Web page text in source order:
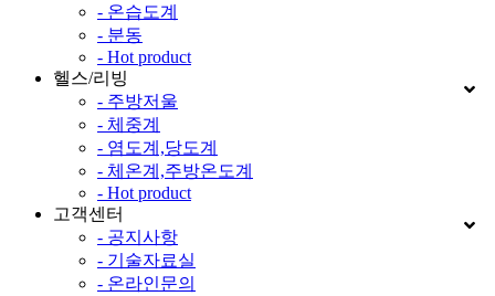
- 온습도계
- 분동
- Hot product
헬스/리빙
- 주방저울
- 체중계
- 염도계,당도계
- 체온계,주방온도계
- Hot product
고객센터
- 공지사항
- 기술자료실
- 온라인문의